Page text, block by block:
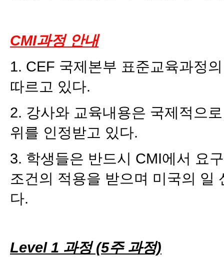
CMI과정 안내
1. CEF 국제본부 표준교육과정
따르고 있다.
2. 강사와 교육내용은 국제적으
위를 인정받고 있다.
3. 학생들은 반드시 CMI에서 요
조건의 적용을 받으며 미국의 일
다.
Level 1 과정 (5주 과정)